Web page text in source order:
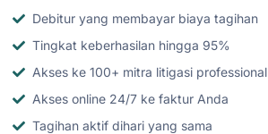
Debitur yang membayar biaya tagihan
Tingkat keberhasilan hingga 95%
Akses ke 100+ mitra litigasi professional
Akses online 24/7 ke faktur Anda
Tagihan aktif dihari yang sama